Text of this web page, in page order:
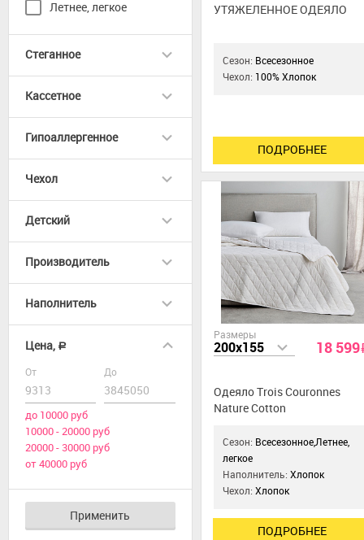
Летнее, легкое
Стеганное
Кассетное
Гипоаллергенное
Чехол
Детский
Производитель
Наполнитель
Цена, a
От До
до 10000 руб
10000 - 20000 руб
20000 - 30000 руб
от 40000 руб
Применить
УТЯЖЕЛЕННОЕ ОДЕЯЛО
Сезон: Всесезонное
Чехол: 100% Хлопок
ПОДРОБНЕЕ
Размеры
200x155 18 599
Одеяло Trois Couronnes
Nature Cotton
Сезон: Всесезонное,Летнее,
легкое
Наполнитель:Хлопок
Чехол:Хлопок
ПОДРОБНЕЕ